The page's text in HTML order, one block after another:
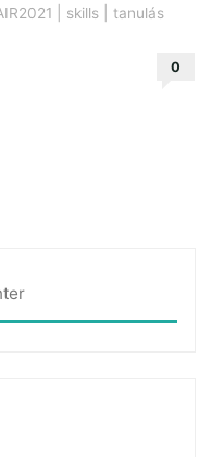
skills| tanulás
0